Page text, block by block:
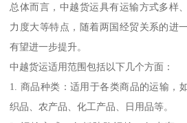
总体而言，中越货运具有运输方式多样
力度大等特点，随着两国经贸关系的进
有望进一步提升。
中越货运适用范围包括以下几个方面：
1. 商品种类：适用于各类商品的运输，
织品、农产品、化工产品、日用品等。